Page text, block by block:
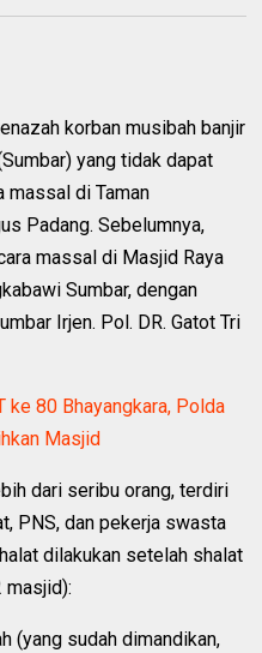
korban musibah banjir
yang tidak dapat
massal di Taman
Padang. Sebelumnya,
massal di Masjid Raya
Sumbar, dengan
Irjen. Pol. DR. Gatot Tri
ke 80 Bhayangkara, Polda
Masjid
dari seribu orang, terdiri
PNS, dan pekerja swasta
dilakukan setelah shalat
masjid):
(yang sudah dimandikan,